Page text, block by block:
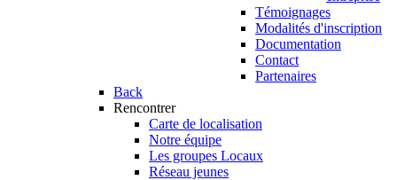
Témoignages
Modalités d'inscription
Documentation
Contact
Partenaires
Back
Rencontrer
Carte de localisation
Notre équipe
Les groupes Locaux
Réseau jeunes